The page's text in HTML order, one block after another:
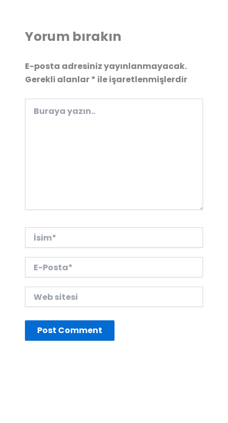
Yorum bırakın
E-posta adresiniz yayınlanmayacak.
Gerekli alanlar* ile işaretlenmişlerdir
yazın..
İsim*
Posta*
sitesi